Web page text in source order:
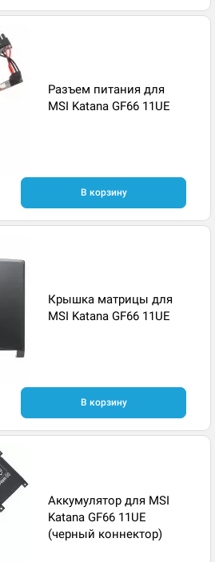
Разъем питания для
MSI Katana GF66 11UE
В корзину
Крышка матрицы для
MSI Katana GF66 11UE
В корзину
Аккумулятор для MSI
Katana GF66 11UE
(черный коннектор)